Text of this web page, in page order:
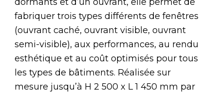
fabriquer trois types différents de fenêtres
(ouvrant caché, ouvrant visible, ouvrant
semi-visible), aux performances, au rendu
esthétique et au coût optimisés pour tous
les types de bâtiments. Réalisée sur
mesure jusqu’à H 2 500 x L 1 450 mm par